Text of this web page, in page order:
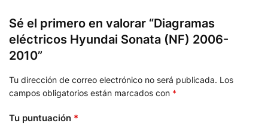
Sé el primero en valorar “Diagramas
eléctricos Hyundai Sonata (NF) 2006-
2010”
Tu dirección de correo electrónico no será publicada. Los
campos obligatorios están marcados con *
Tu puntuación *